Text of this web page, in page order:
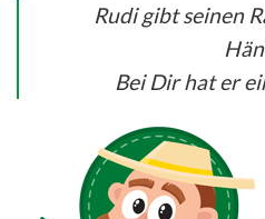
Rudi gibt seinen
Bei Dir hat er